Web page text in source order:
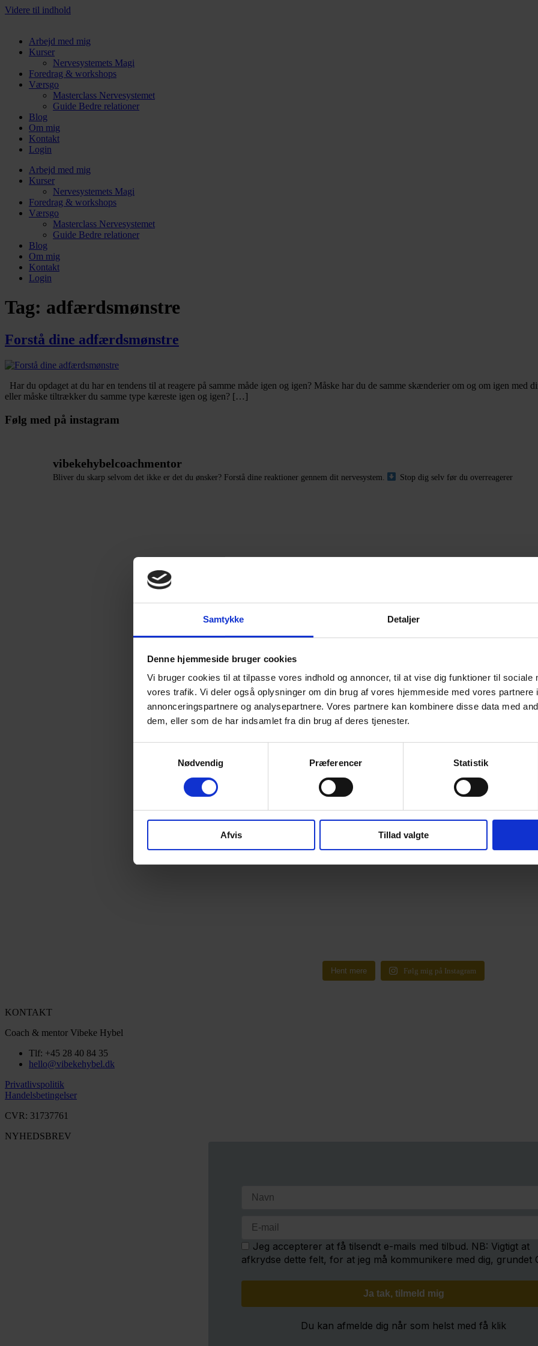
Samtykke Detaljer
Denne hjemmeside bruger cookies
Vi bruger cookies til at tilpasse vores indhold og annoncer, til at vise dig funktioner til sociale
vores trafik. Vi deler også oplysninger om din brug af vores hjemmeside med vores partnere
annonceringspartnere og analysepartnere. Vores partnere kan kombinere disse data med
dem, eller som de har indsamlet fra din brug af deres tjenester.
Nødvendig
Præferencer Statistik
Afvis Tillad valgte
Videre til indhold
Arbejd med mig
Kurser
Nervesystemets Magi
Foredrag & workshops
Værsgo
Masterclass Nervesystemet
Guide Bedre relationer
Blog
Om mig
Kontakt
Login
Arbejd med mig
Kurser
Nervesystemets Magi
Foredrag & workshops
Værsgo
Masterclass Nervesystemet
Guide Bedre relationer
Blog
Om mig
Kontakt
Login
Tag: adfærdsmønstre
Forstå dine adfærdsmønstre
Har du opdaget at du har en tendens til at reagere på samme måde igen og igen? Måske har du de samme skænderier om og om igen
eller måske tiltrækker du samme type kæreste igen og igen? […]
Følg med på instagram
vibekehybelcoachmentor
Bliver du skarp selvom det ikke er det du ønsker? Forstå dine reaktioner gennem dit nervesystem. Stop dig selv før du overreagerer
Hent mere Følg mig på Instagram
KONTAKT
Coach & mentor Vibeke Hybel
Tlf: +45 28 40 84 35
hello@vibekehybel.dk
Privatlivspolitik
Handelsbetingelser
CVR: 31737761
NYHEDSBREV
Jeg accepterer at få tilsendt e-mails med tilbud. NB: Vigtigt at
afkrydse dette felt, for at jeg må kommunikere med dig, grundet
Du kan afmelde dig når som helst med få klik